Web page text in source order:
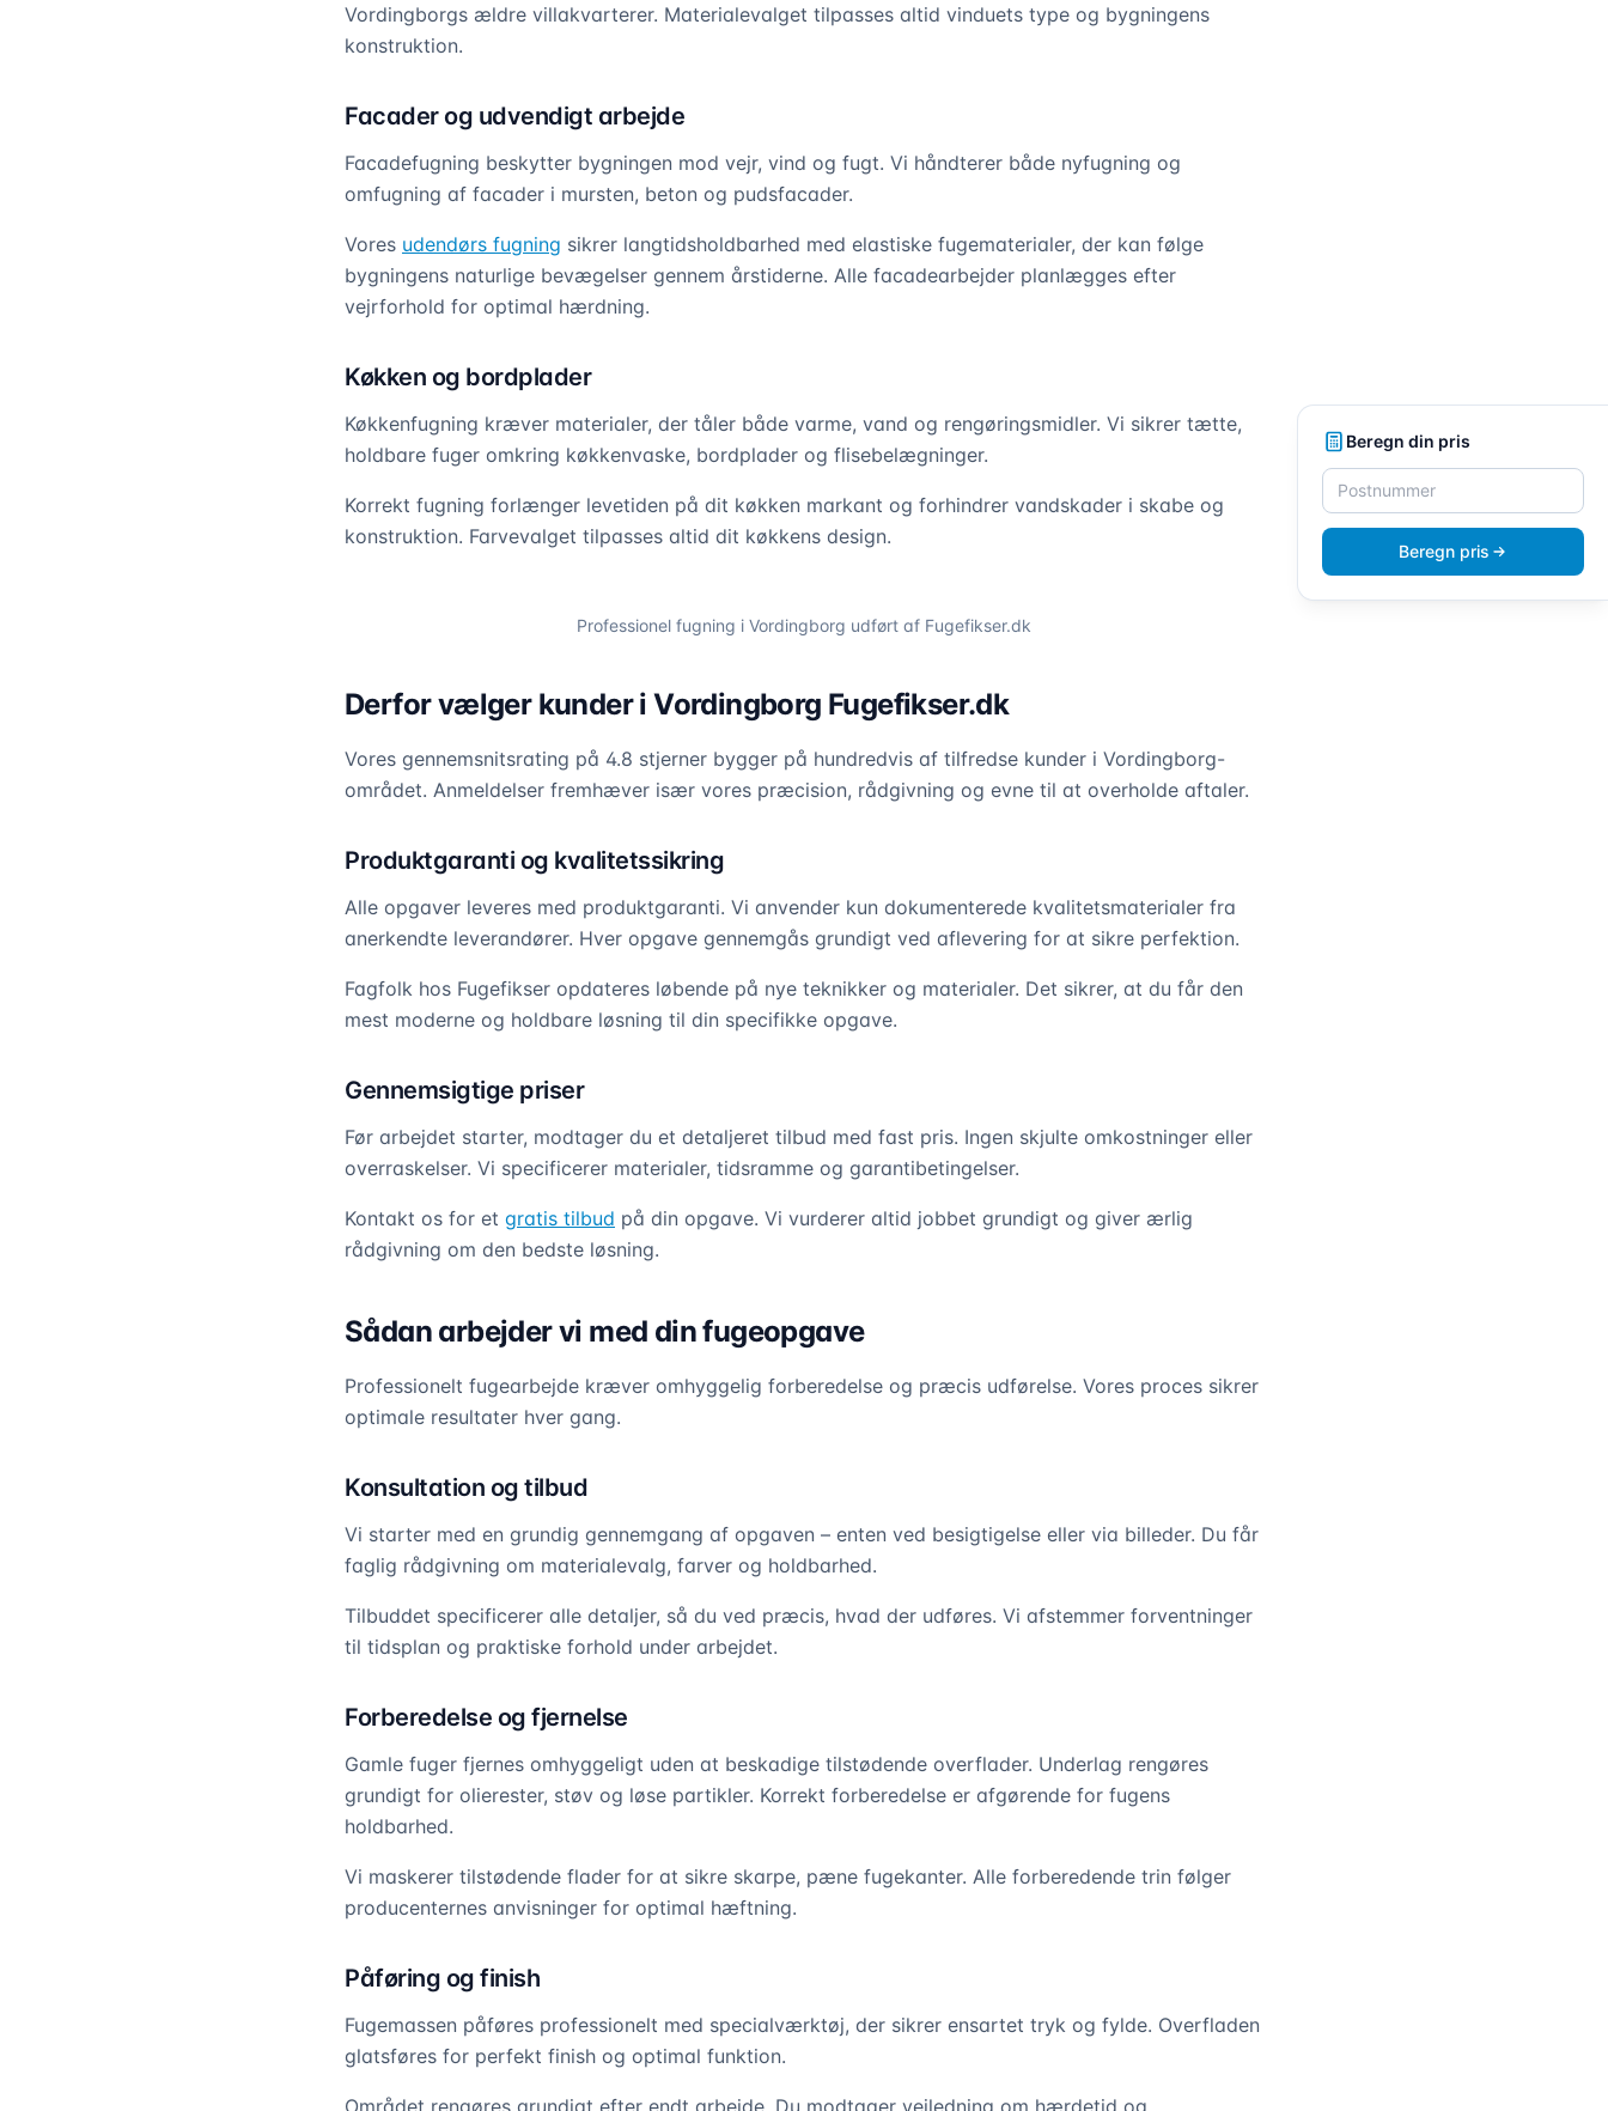
Beregn din pris
Beregn pris
Vordingborgs ældre villakvarterer. Materialevalget tilpasses altid vinduets type og bygningens
konstruktion.
Facader og udvendigt arbejde
Facadefugning beskytter bygningen mod vejr, vind og fugt. Vi håndterer både nyfugning og
omfugning af facader i mursten, beton og pudsfacader.
Vores udendørs fugning sikrer langtidsholdbarhed med elastiske fugematerialer, der kan følge
bygningens naturlige bevægelser gennem årstiderne. Alle facadearbejder planlægges efter
vejrforhold for optimal hærdning.
Køkken og bordplader
Køkkenfugning kræver materialer, der tåler både varme, vand og rengøringsmidler. Vi sikrer tætte,
holdbare fuger omkring køkkenvaske, bordplader og flisebelægninger.
Korrekt fugning forlænger levetiden på dit køkken markant og forhindrer vandskader i skabe og
konstruktion. Farvevalget tilpasses altid dit køkkens design.
Professionel fugning i Vordingborg udført af Fugefikser.dk
Derfor vælger kunder i Vordingborg Fugefikser.dk
Vores gennemsnitsrating på 4.8 stjerner bygger på hundredvis af tilfredse kunder i Vordingborg-
området. Anmeldelser fremhæver især vores præcision, rådgivning og evne til at overholde aftaler.
Produktgaranti og kvalitetssikring
Alle opgaver leveres med produktgaranti. Vi anvender kun dokumenterede kvalitetsmaterialer fra
anerkendte leverandører. Hver opgave gennemgås grundigt ved aflevering for at sikre perfektion.
Fagfolk hos Fugefikser opdateres løbende på nye teknikker og materialer. Det sikrer, at du får den
mest moderne og holdbare løsning til din specifikke opgave.
Gennemsigtige priser
Før arbejdet starter, modtager du et detaljeret tilbud med fast pris. Ingen skjulte omkostninger eller
overraskelser. Vi specificerer materialer, tidsramme og garantibetingelser.
Kontakt os for et gratis tilbud på din opgave. Vi vurderer altid jobbet grundigt og giver ærlig
rådgivning om den bedste løsning.
Sådan arbejder vi med din fugeopgave
Professionelt fugearbejde kræver omhyggelig forberedelse og præcis udførelse. Vores proces sikrer
optimale resultater hver gang.
Konsultation og tilbud
Vi starter med en grundig gennemgang af opgaven – enten ved besigtigelse eller via billeder. Du får
faglig rådgivning om materialevalg, farver og holdbarhed.
Tilbuddet specificerer alle detaljer, så du ved præcis, hvad der udføres. Vi afstemmer forventninger
til tidsplan og praktiske forhold under arbejdet.
Forberedelse og fjernelse
Gamle fuger fjernes omhyggeligt uden at beskadige tilstødende overflader. Underlag rengøres
grundigt for olierester, støv og løse partikler. Korrekt forberedelse er afgørende for fugens
holdbarhed.
Vi maskerer tilstødende flader for at sikre skarpe, pæne fugekanter. Alle forberedende trin følger
producenternes anvisninger for optimal hæftning.
Påføring og finish
Fugemassen påføres professionelt med specialværktøj, der sikrer ensartet tryk og fylde. Overfladen
glatsføres for perfekt finish og optimal funktion.
Området rengøres grundigt efter endt arbejde. Du modtager vejledning om hærdetid og